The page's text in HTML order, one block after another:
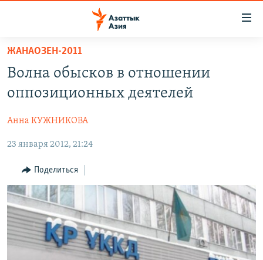
Вернуться
основному
содержанию
навигации
Вернутся
поиску
ЦЕНТРАЛЬНАЯ АЗИЯ
УЗБЕКИСТАН
ТАДЖИКИСТАН
НА ДРУГИХ ЯЗЫКАХ
ҚАЗАҚША
КЫРГЫЗЧА
ЎЗБЕКЧА
ТОҶИКӢ
TÜRKMENÇE
Все сайты РСЕ/РС
ЖАНАОЗЕН-2011
Волна обысков в отношении
оппозиционных деятелей
Анна КУЖНИКОВА
23 января 2012, 21:24
Поделиться